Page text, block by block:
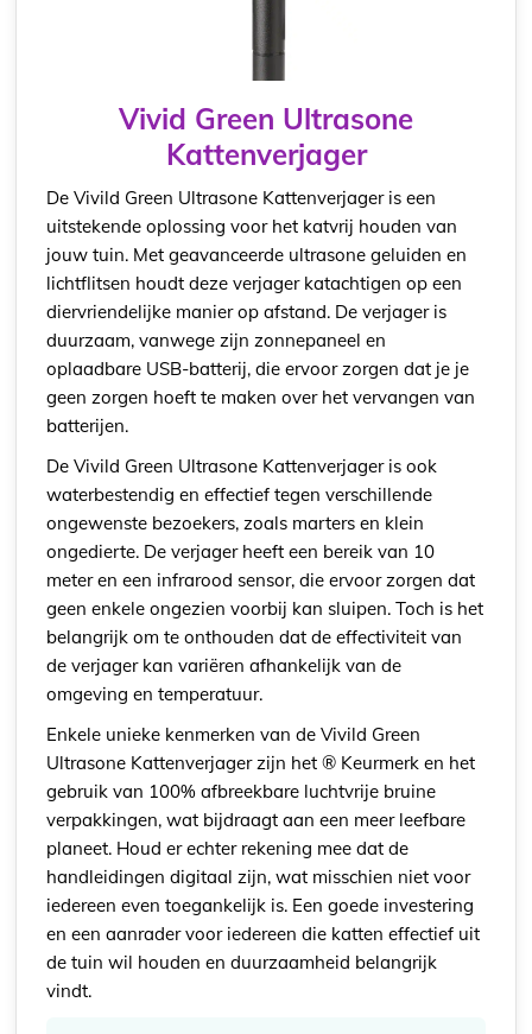
Vivid Green Ultrasone
Kattenverjager
De Vivild Green Ultrasone Kattenverjager is een
uitstekende oplossing voor het katvrij houden van
jouw tuin. Met geavanceerde ultrasone geluiden en
lichtflitsen houdt deze verjager katachtigen op een
diervriendelijke manier op afstand. De verjager is
duurzaam, vanwege zijn zonnepaneel en
oplaadbare USB-batterij, die ervoor zorgen dat je je
geen zorgen hoeft te maken over het vervangen van
batterijen.
De Vivild Green Ultrasone Kattenverjager is ook
waterbestendig en effectief tegen verschillende
ongewenste bezoekers, zoals marters en klein
ongedierte. De verjager heeft een bereik van 10
meter en een infrarood sensor, die ervoor zorgen dat
geen enkele ongezien voorbij kan sluipen. Toch is het
belangrijk om te onthouden dat de effectiviteit van
de verjager kan variëren afhankelijk van de
omgeving en temperatuur.
Enkele unieke kenmerken van de Vivild Green
Ultrasone Kattenverjager zijn het ® Keurmerk en het
gebruik van 100% afbreekbare luchtvrije bruine
verpakkingen, wat bijdraagt aan een meer leefbare
planeet. Houd er echter rekening mee dat de
handleidingen digitaal zijn, wat misschien niet voor
iedereen even toegankelijk is. Een goede investering
en een aanrader voor iedereen die katten effectief uit
de tuin wil houden en duurzaamheid belangrijk
vindt.